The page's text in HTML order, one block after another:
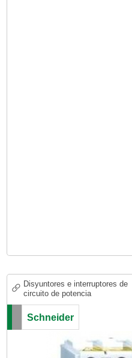
Disyuntores e interruptores de
circuito de potencia
Schneider